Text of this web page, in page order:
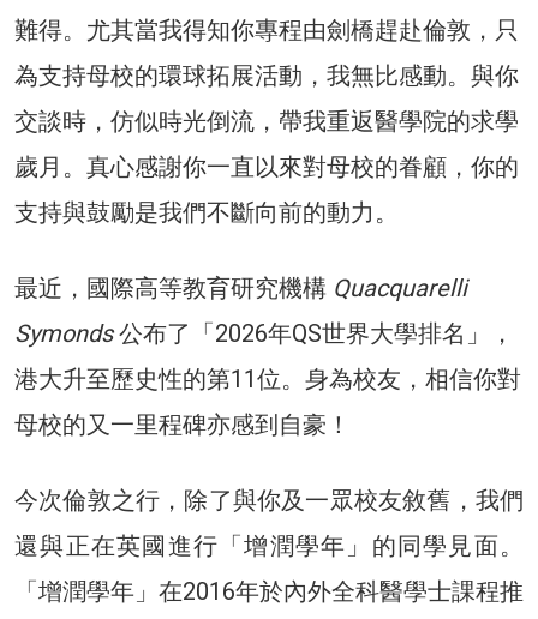
難得。尤其當我得知你專程由劍橋趕赴倫敦，只
為支持母校的環球拓展活動，我無比感動。與你
交談時，仿似時光倒流，帶我重返醫學院的求學
歲月。真心感謝你一直以來對母校的眷顧，你的
支持與鼓勵是我們不斷向前的動力。
最近，國際高等教育研究機構 Quacquarelli
Symonds公布了「2026年QS世界大學排名」，
港大升至歷史性的第11位。身為校友，相信你對
母校的又一里程碑亦感到自豪！
今次倫敦之行，除了與你及一眾校友敘舊，我們
還與正在英國進行「增潤學年」的同學見面。
「增潤學年」在2016年於內外全科醫學士課程推